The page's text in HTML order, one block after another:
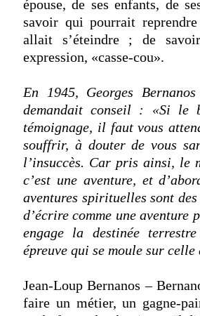
épouse, de ses enfants, de
savoir qui pourrait
allait s’éteindre ; de
expression, «casse-cou».
En 1945, Georges
demandait conseil : «Si le
témoignage, il faut vous
souffrir, à douter de vous
l’insuccès. Car pris ainsi, le
c’est une aventure, et
aventures spirituelles sont
d’écrire comme une
engage la destinée
épreuve qui se moule sur
Jean-Loup Bernanos –
faire un métier, un gagne-